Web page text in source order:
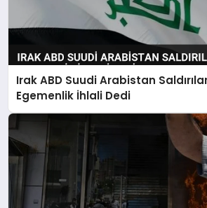
Irak ABD Suudi Arabistan
Egemenlik İhlali Dedi